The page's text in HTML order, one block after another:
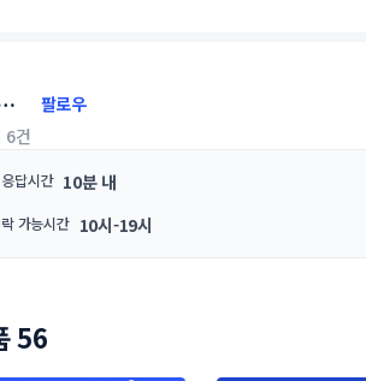
팔로우
6건
답시간 10분 내
가능시간 10시-19시
56